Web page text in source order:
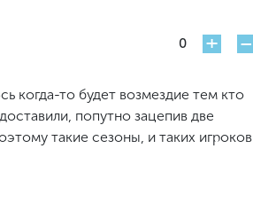
0 + -
когда-то будет возмездие тем кто
попутно зацепив две
такие сезоны, и таких игроков